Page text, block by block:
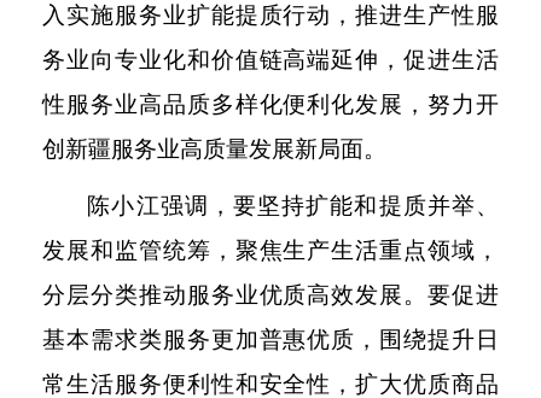
入实施服务业扩能提质行动，推进生产性服
务业向专业化和价值链高端延伸，促进生活
性服务业高品质多样化便利化发展，努力开
创新疆服务业高质量发展新局面。
陈小江强调，要坚持扩能和提质并举、
发展和监管统筹，聚焦生产生活重点领域，
分层分类推动服务业优质高效发展。要促进
基本需求类服务更加普惠优质，围绕提升日
常生活服务便利性和安全性，扩大优质商品